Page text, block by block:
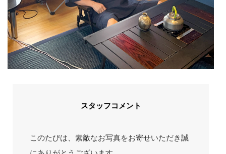
スタッフコメント
このたびは、素敵なお写真をお寄せいただき誠